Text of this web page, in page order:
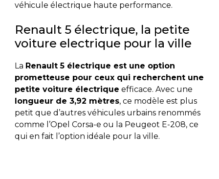
véhicule électrique haute performance.
Renault 5 électrique, la petite
voiture electrique pour la ville
La Renault 5 électrique est une option
prometteuse pour ceux qui recherchent une
petite voiture électrique efficace. Avec une
longueur de 3,92 mètres, ce modèle est plus
petit que d’autres véhicules urbains renommés
comme l’Opel Corsa-e ou la Peugeot E-208, ce
qui en fait l’option idéale pour la ville.